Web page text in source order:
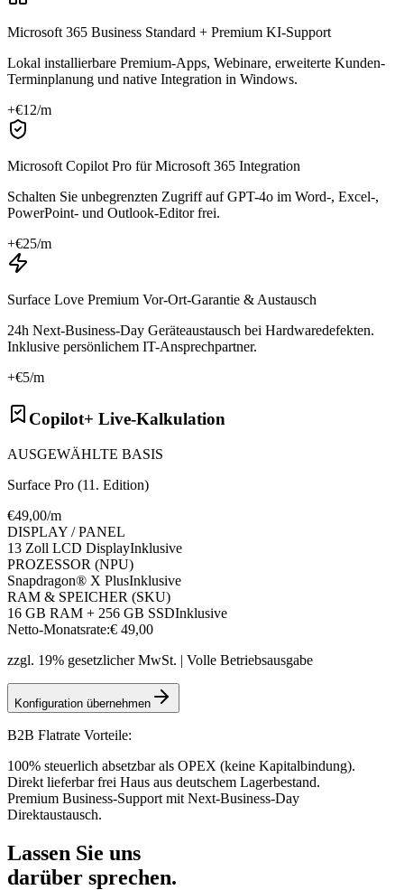
Microsoft 365 Business Standard + Premium KI-Support
Lokal installierbare Premium-Apps, Webinare, erweiterte Kunden-
Terminplanung und native Integration in Windows.
+€12/m
Microsoft Copilot Pro für Microsoft 365 Integration
Schalten Sie unbegrenzten Zugriff auf GPT-4o im Word-, Excel-,
PowerPoint- und Outlook-Editor frei.
+€25/m
Surface Love Premium Vor-Ort-Garantie & Austausch
24h Next-Business-Day Geräteaustausch bei Hardwaredefekten.
Inklusive persönlichem IT-Ansprechpartner.
+€5/m
Copilot+ Live-Kalkulation
AUSGEWÄHLTE BASIS
Surface Pro (11. Edition)
€49,00/m
DISPLAY / PANEL
13 Zoll LCD DisplayInklusive
PROZESSOR (NPU)
Snapdragon® X PlusInklusive
RAM & SPEICHER (SKU)
16 GB RAM + 256 GB SSDInklusive
Netto-Monatsrate:€ 49,00
zzgl. 19% gesetzlicher MwSt. | Volle Betriebsausgabe
Konfiguration übernehmen
B2B Flatrate Vorteile:
100% steuerlich absetzbar als OPEX (keine Kapitalbindung).
Direkt lieferbar frei Haus aus deutschem Lagerbestand.
Premium Business-Support mit Next-Business-Day
Direktaustausch.
Lassen Sie uns
darüber sprechen.